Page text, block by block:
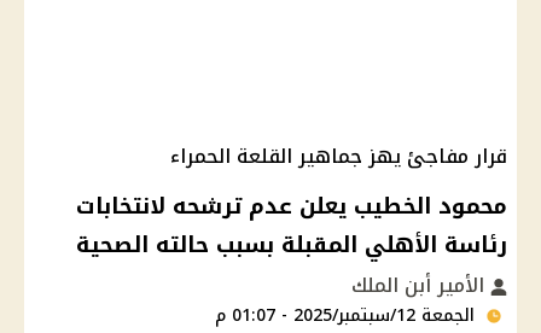
قرار مفاجئ يهز جماهير القلعة الحمراء
محمود الخطيب يعلن عدم ترشحه لانتخابات
رئاسة الأهلي المقبلة بسبب حالته الصحية
الأمير أبن الملك
الجمعة 12/سبتمبر/2025 - 01:07 م